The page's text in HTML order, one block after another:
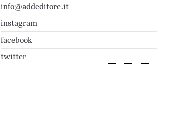
info@addeditore.it
instagram
facebook
twitter